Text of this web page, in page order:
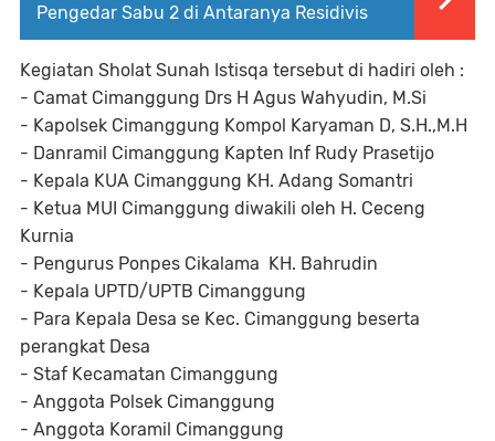
Pengedar Sabu 2 di Antaranya Residivis
Kegiatan Sholat Sunah Istisqa tersebut di hadiri oleh :
- Camat Cimanggung Drs H Agus Wahyudin, M.Si
- Kapolsek Cimanggung Kompol Karyaman D, S.H.,M.H
- Danramil Cimanggung Kapten Inf Rudy Prasetijo
- Kepala KUA Cimanggung KH. Adang Somantri
- Ketua MUI Cimanggung diwakili oleh H. Ceceng
Kurnia
- Pengurus Ponpes Cikalama KH. Bahrudin
- Kepala UPTD/UPTB Cimanggung
- Para Kepala Desa se Kec. Cimanggung beserta
perangkat Desa
- Staf Kecamatan Cimanggung
- Anggota Polsek Cimanggung
- Anggota Koramil Cimanggung